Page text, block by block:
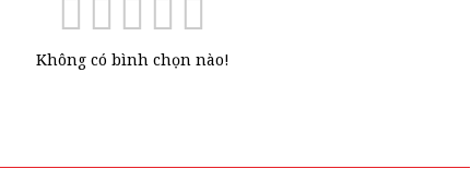
Không có bình chọn nào!